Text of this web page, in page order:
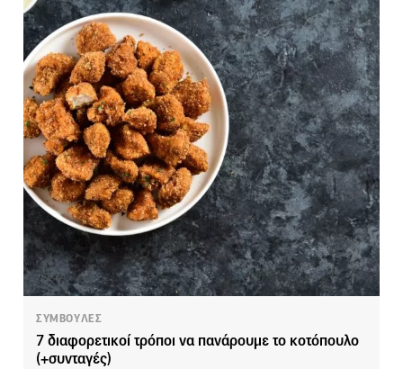
ΣΥΜΒΟΥΛΕΣ
7 διαφορετικοί τρόποι να πανάρουμε το κοτόπουλο
(+συνταγές)